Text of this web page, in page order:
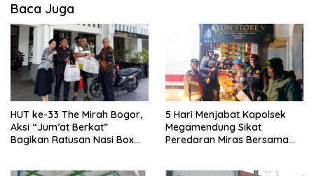
Baca Juga
HUT ke-33 The Mirah Bogor,
Aksi “Jum’at Berkat”
Bagikan Ratusan Nasi Box
5 Hari Menjabat Kapolsek
Megamendung Sikat
Peredaran Miras Bersama